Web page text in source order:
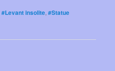
#Levant insolite, #Statue